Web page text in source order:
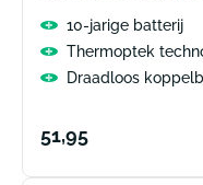
10-jarige batterij
Thermoptek
Draadloos
Normale
51,95